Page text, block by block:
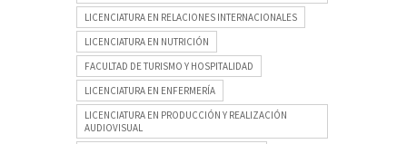
LICENCIATURA EN RELACIONES INTERNACIONALES
LICENCIATURA EN NUTRICIÓN
FACULTAD DE TURISMO Y HOSPITALIDAD
LICENCIATURA EN ENFERMERÍA
LICENCIATURA EN PRODUCCIÓN Y REALIZACIÓN
AUDIOVISUAL